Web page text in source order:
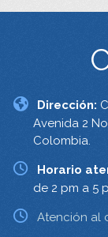
Dirección:
Avenida 2
Colombia.
Horario
de 2 pm a 5
Atención al